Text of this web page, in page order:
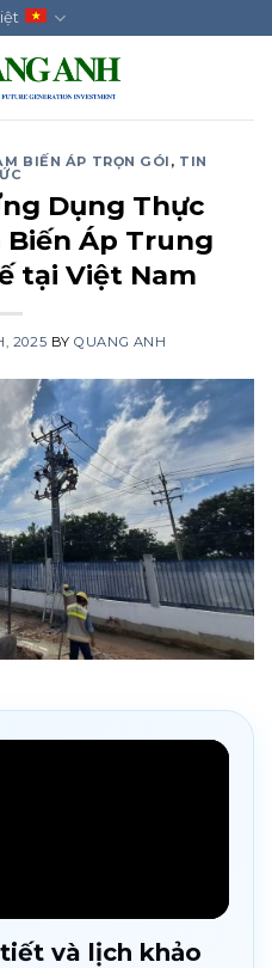
BIẾN ÁP TRỌN GÓI , TIN
Dụng Thực
Biến Áp Trung
tại Việt Nam
2025 BYQUANG ANH
và lịch khảo